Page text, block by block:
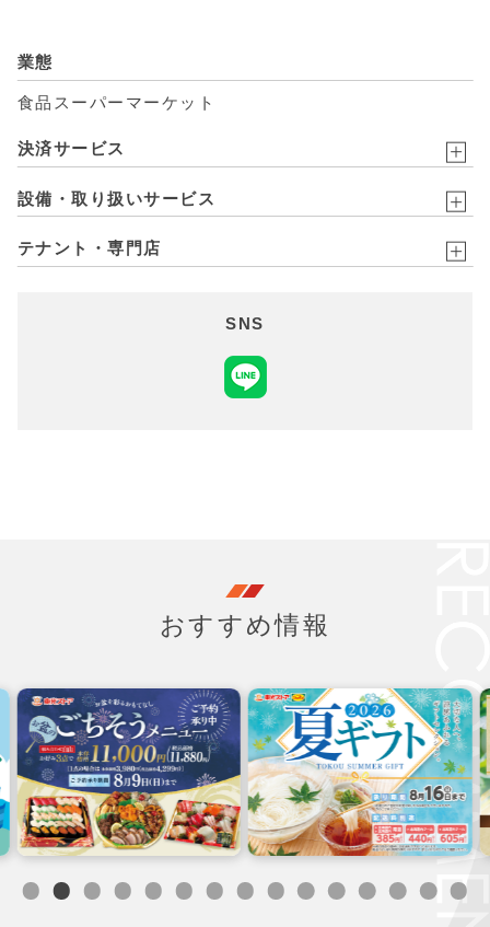
業態
食品スーパーマーケット
決済サービス
設備・取り扱いサービス
テナント・専門店
SNS
おすすめ情報